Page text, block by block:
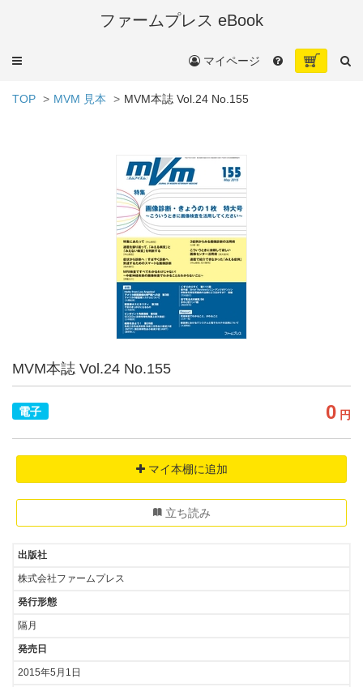
ファームプレス eBook
メ
ュ
マイページ
TOP MVM 見本 MVM本誌 Vol.24 No.155
MVM本誌 Vol.24 No.155
電子 0 円
マイ本棚に追加
立ち読み
出版社
株式会社ファームプレス
発行形態
隔月
発売日
2015年5月1日